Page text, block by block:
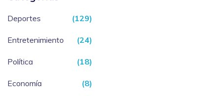
Deportes (129)
Entretenimiento (24)
Política (18)
Economía (8)